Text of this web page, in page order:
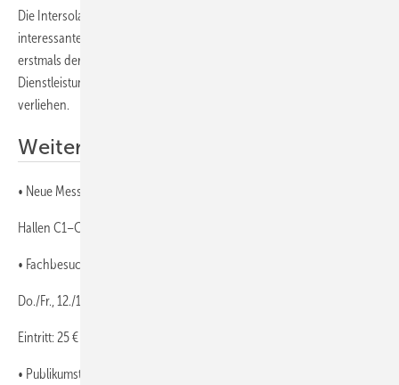
Die Intersolar bietet den Besuchern ergänzend zur Produktschau ein
interessantes Kongress- und Rahmenprogramm an. Zudem wird
erstmals der „Intersolar Award 2008“ für wegweisende Produkte und
Dienstleistungen in den Kategorien Photovoltaik und Solarthermie
verliehen.
Weitere Informationen
• Neue Messe München
Hallen C1–C4, B4–B6, Freigelände
• Fachbesuchertage:
Do./Fr., 12./13. Juni, 9–18 Uhr
Eintritt: 25 € (Dauerkarte: 40 €)
• Publikumstag: